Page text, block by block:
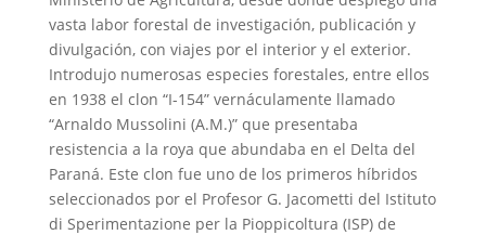
vasta labor forestal de investigación, publicación y
divulgación, con viajes por el interior y el exterior.
Introdujo numerosas especies forestales, entre ellos
en 1938 el clon “I-154” vernáculamente llamado
“Arnaldo Mussolini (A.M.)” que presentaba
resistencia a la roya que abundaba en el Delta del
Paraná. Este clon fue uno de los primeros híbridos
seleccionados por el Profesor G. Jacometti del Istituto
di Sperimentazione per la Pioppicoltura (ISP) de